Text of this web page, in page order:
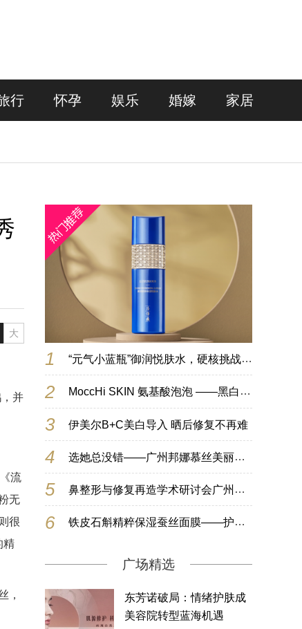
行 怀孕 娱乐 婚嫁 家居
大
并
流
无
很
精
，
1 “元气小蓝瓶”御润悦肤水，硬核挑战春季“脆弱干皮”
2 MoccHi SKIN 氨基酸泡泡 ——黑白搭配 深层清洁
3 伊美尔B+C美白导入 晒后修复不再难
4 选她总没错——广州邦娜慕丝美丽生活空间
5 鼻整形与修复再造学术研讨会广州举行 3台手术同时直播开行业先河
6 铁皮石斛精粹保湿蚕丝面膜——护肤圣品，女神必备！
广场精选
东芳诺破局：情绪护肤成
美容院转型蓝海机遇